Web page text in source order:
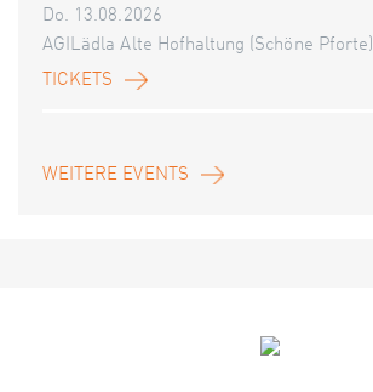
Do. 13.08.2026
AGILädla Alte Hofhaltung (Schöne Pforte)
TICKETS
WEITERE EVENTS